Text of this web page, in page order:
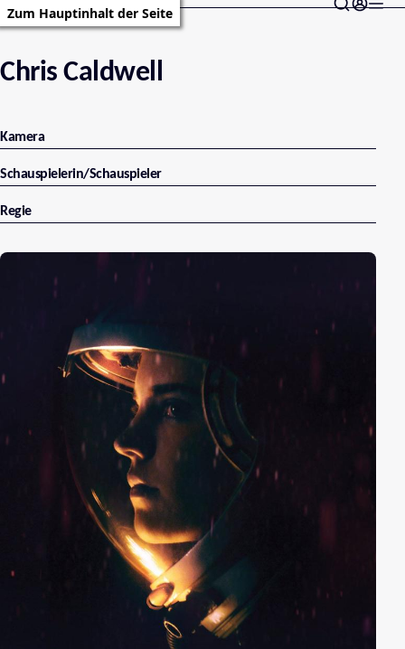
Zum Hauptinhalt der Seite
Chris Caldwell
Kamera
Schauspielerin/Schauspieler
Regie